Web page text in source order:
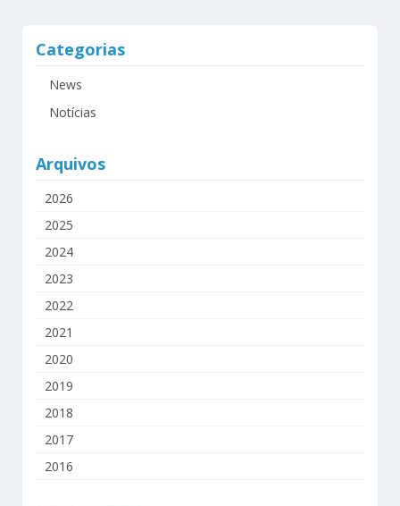
Categorias
News
Notícias
Arquivos
2026
2025
2024
2023
2022
2021
2020
2019
2018
2017
2016